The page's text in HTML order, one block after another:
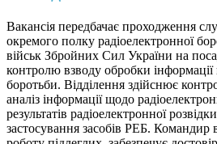
Вакансія передбачає проходження
окремого полку радіоелектронної
військ Збройних Сил України на
контролю взводу обробки інформації
боротьби. Відділення здійснює
аналіз інформації щодо
результатів радіоелектронної
застосування засобів РЕБ. Командир